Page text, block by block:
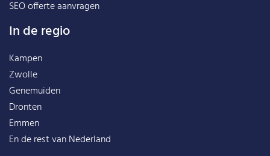
SEO offerte aanvragen
In de regio
Kampen
Zwolle
Genemuiden
Dronten
Emmen
En de rest vanNederland